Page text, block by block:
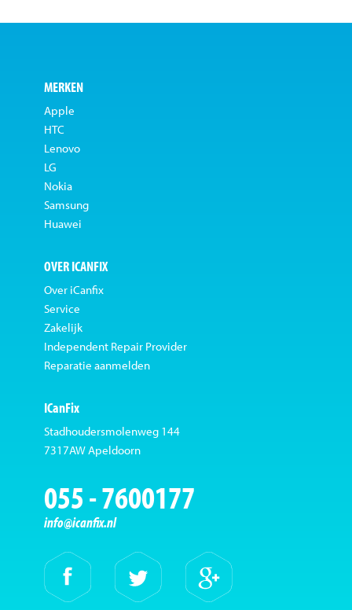
MERKEN
Apple
HTC
Lenovo
LG
Nokia
Samsung
Huawei
OVER ICANFIX
Over iCanfix
Service
Zakelijk
Independent Repair Provider
Reparatie aanmelden
ICanFix
Stadhoudersmolenweg 144
7317AW Apeldoorn
055 - 7600177
info@icanfix.nl